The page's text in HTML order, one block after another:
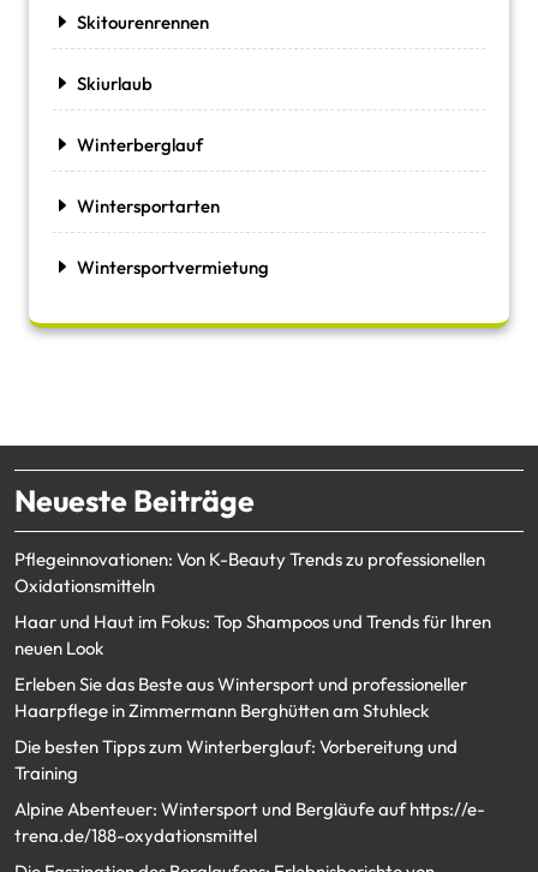
Skitourenrennen
Skiurlaub
Winterberglauf
Wintersportarten
Wintersportvermietung
Neueste Beiträge
Pflegeinnovationen: Von K-Beauty Trends zu professionellen
Oxidationsmitteln
Haar und Haut im Fokus: Top Shampoos und Trends für Ihren
neuen Look
Erleben Sie das Beste aus Wintersport und professioneller
Haarpflege in Zimmermann Berghütten am Stuhleck
Die besten Tipps zum Winterberglauf: Vorbereitung und
Training
Alpine Abenteuer: Wintersport und Bergläufe auf https://e-
trena.de/188-oxydationsmittel